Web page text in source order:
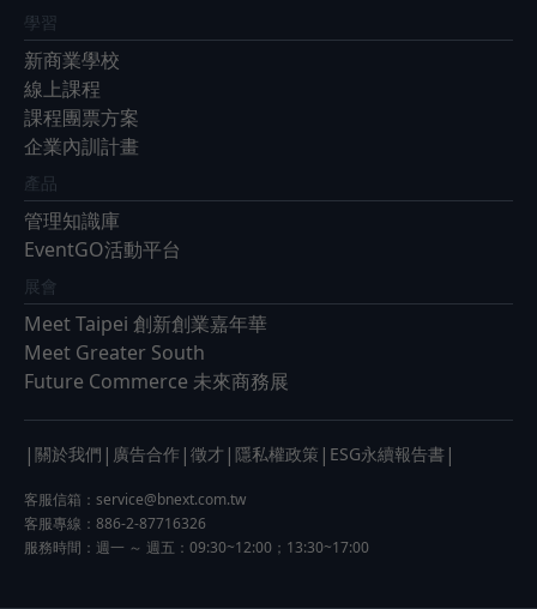
學習
新商業學校
線上課程
課程團票方案
企業內訓計畫
產品
管理知識庫
EventGO活動平台
展會
Meet Taipei 創新創業嘉年華
Meet Greater South
Future Commerce 未來商務展
| 關於我們 | 廣告合作 | 徵才 | 隱私權政策 | ESG永續報告書 |
客服信箱： service@bnext.com.tw
客服專線：886-2-87716326
服務時間：週一 ～ 週五：09:30~12:00；13:30~17:00